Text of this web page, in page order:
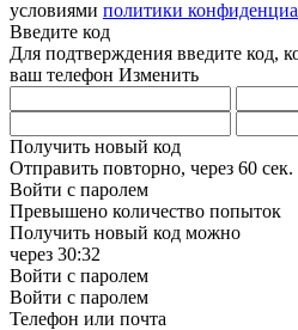
условиями политики
Введите код
Для подтверждения введите код,
ваш телефон Изменить
Получить новый код
Отправить повторно, через 60 сек.
Войти с паролем
Превышено количество попыток
Получить новый код можно
через 30:32
Войти с паролем
Войти с паролем
Телефон или почта